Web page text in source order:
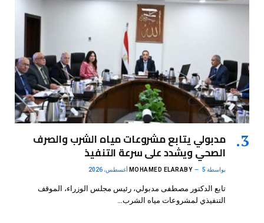
مدبولي يتابع مشروعات مياه الشرب والصرف
الصحي ويشدد على سرعة التنفيذ
بواسطة MOHAMED ELARABY 5 أغسطس، 2026
تابع الدكتور مصطفى مدبولي، رئيس مجلس الوزراء، الموقف
التنفيذي لمشروعات مياه الشرب…